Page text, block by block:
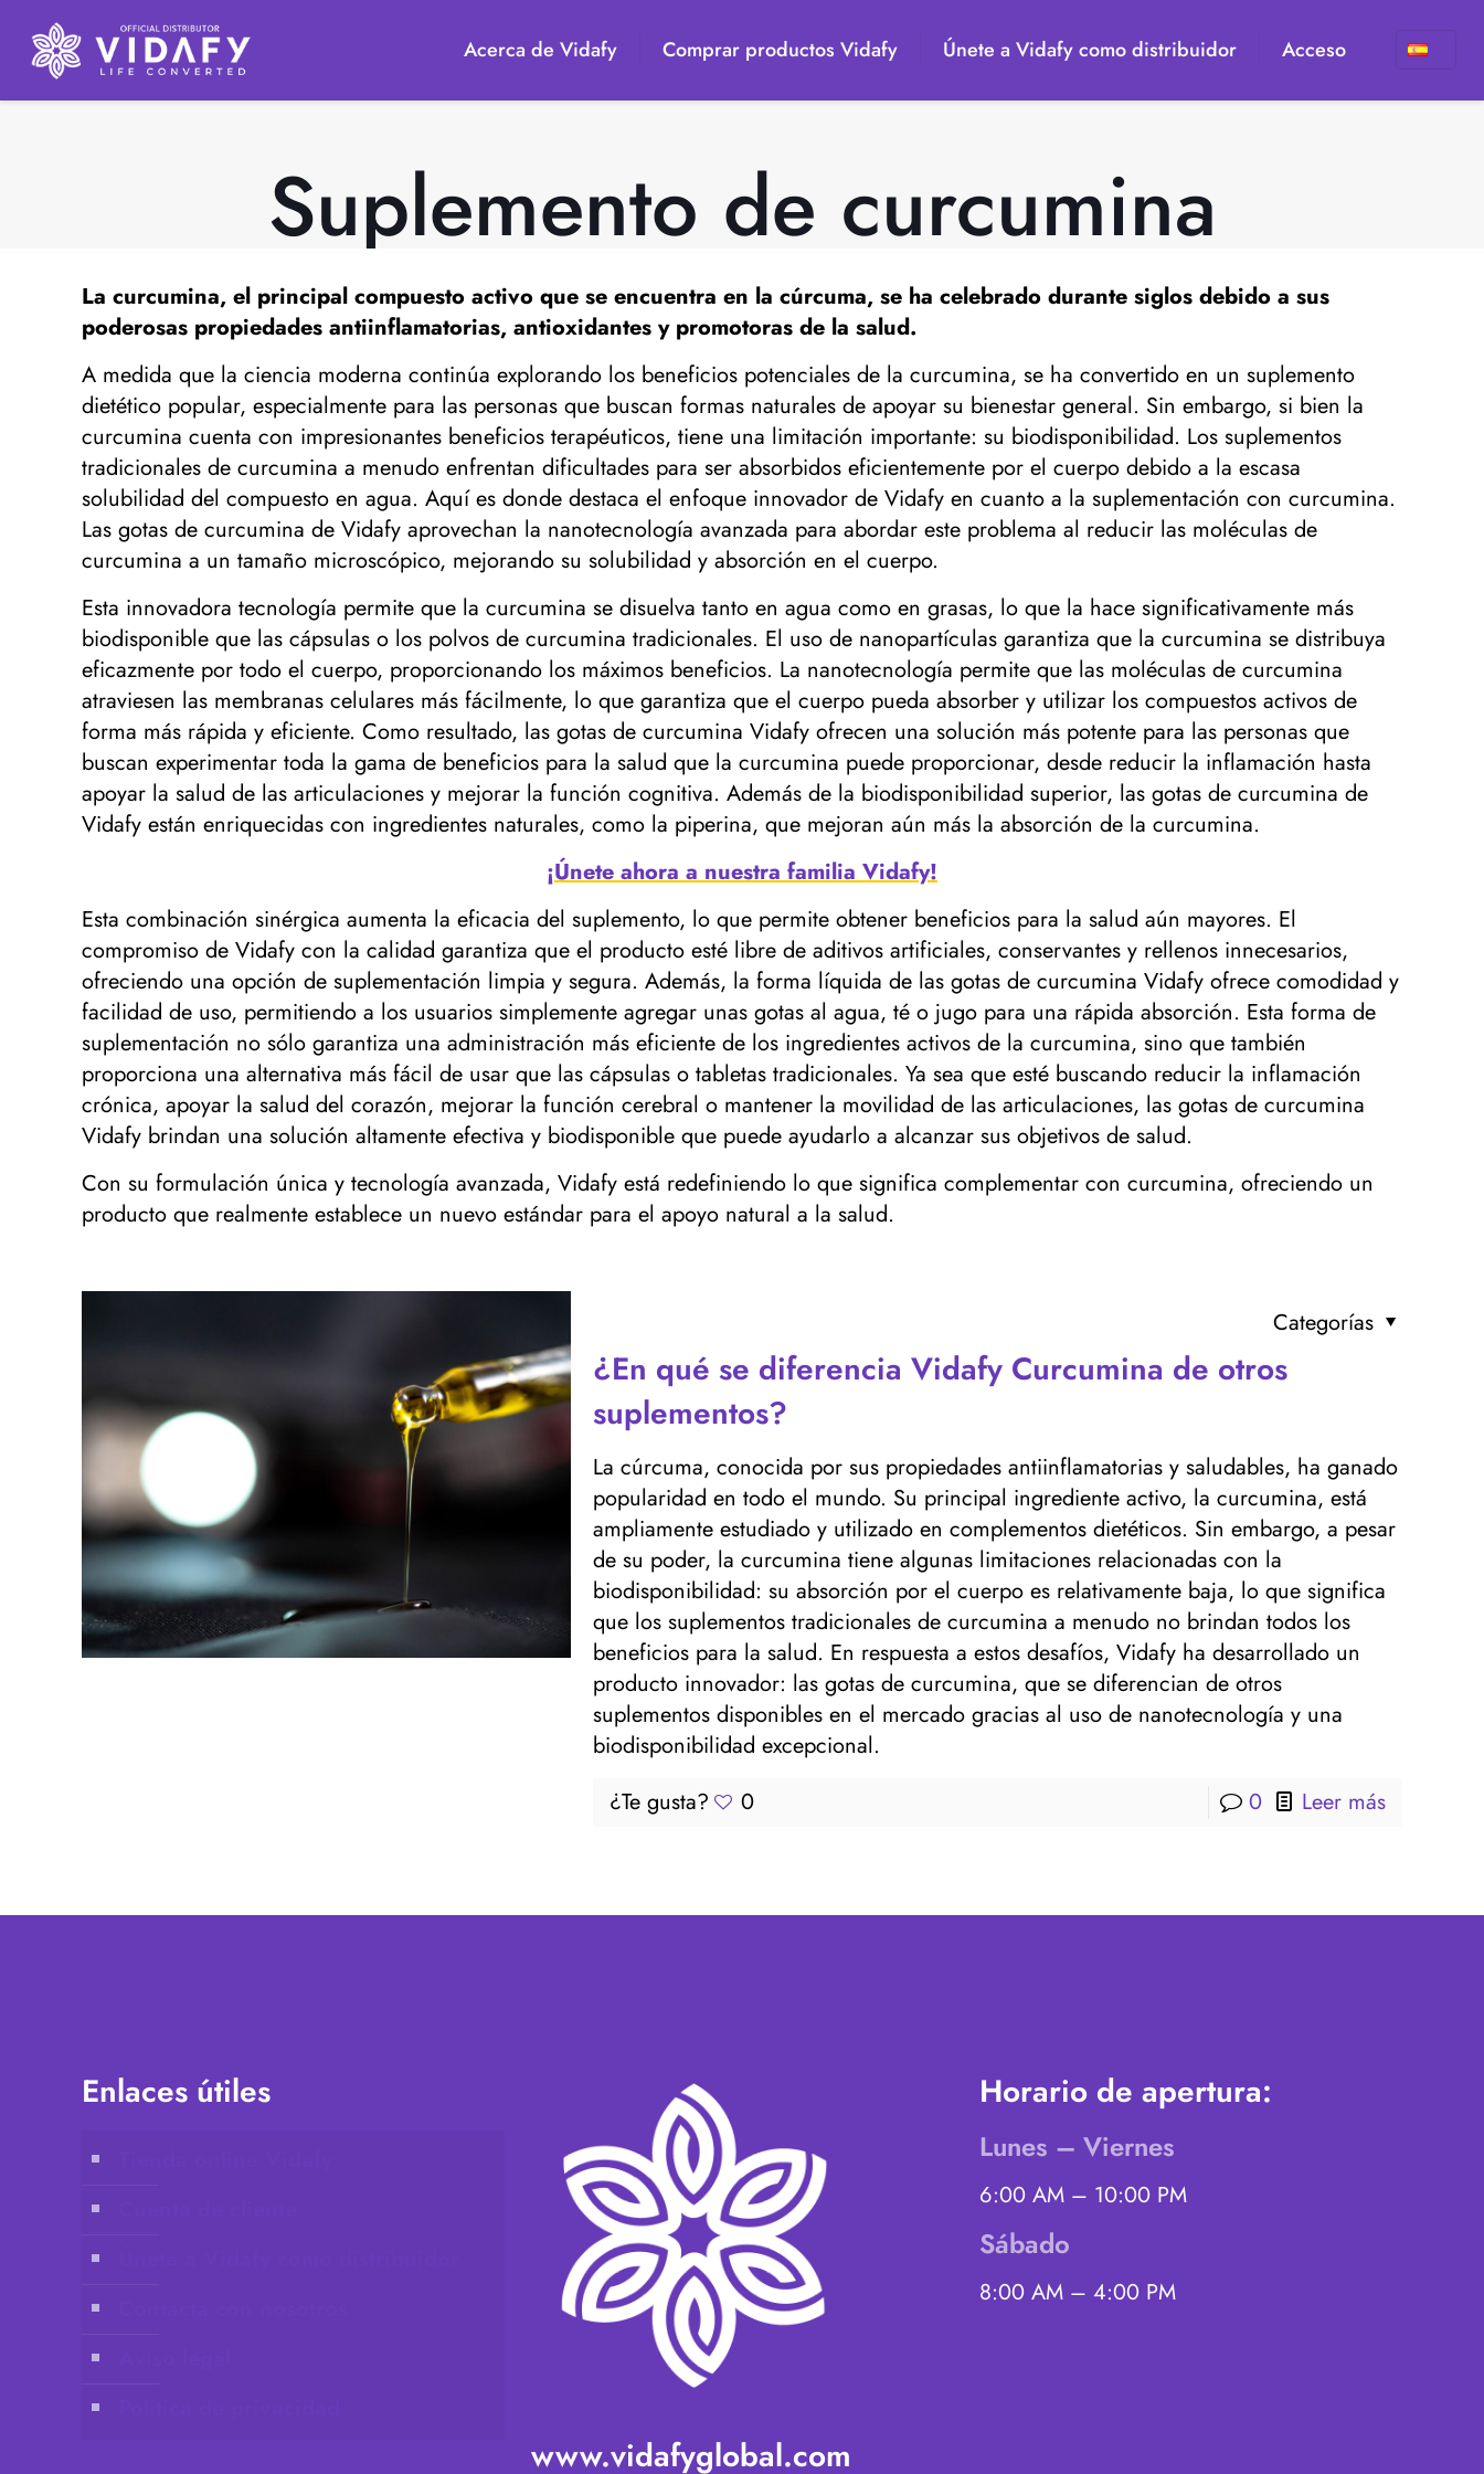
Acerca de Vidafy Comprar productos Vidafy Únete a Vidafy como distribuidor Acceso
Suplemento de curcumina
La curcumina, el principal compuesto activo que se encuentra en la cúrcuma, se ha celebrado durante siglos debido a sus
poderosas propiedades antiinflamatorias, antioxidantes y promotoras de la salud.
A medida que la ciencia moderna continúa explorando los beneficios potenciales de la curcumina, se ha convertido en un suplemento
dietético popular, especialmente para las personas que buscan formas naturales de apoyar su bienestar general. Sin embargo, si bien la
curcumina cuenta con impresionantes beneficios terapéuticos, tiene una limitación importante: su biodisponibilidad. Los suplementos
tradicionales de curcumina a menudo enfrentan dificultades para ser absorbidos eficientemente por el cuerpo debido a la escasa
solubilidad del compuesto en agua. Aquí es donde destaca el enfoque innovador de Vidafy en cuanto a la suplementación con curcumina.
Las gotas de curcumina de Vidafy aprovechan la nanotecnología avanzada para abordar este problema al reducir las moléculas de
curcumina a un tamaño microscópico, mejorando su solubilidad y absorción en el cuerpo.
Esta innovadora tecnología permite que la curcumina se disuelva tanto en agua como en grasas, lo que la hace significativamente más
biodisponible que las cápsulas o los polvos de curcumina tradicionales. El uso de nanopartículas garantiza que la curcumina se distribuya
eficazmente por todo el cuerpo, proporcionando los máximos beneficios. La nanotecnología permite que las moléculas de curcumina
atraviesen las membranas celulares más fácilmente, lo que garantiza que el cuerpo pueda absorber y utilizar los compuestos activos de
forma más rápida y eficiente. Como resultado, las gotas de curcumina Vidafy ofrecen una solución más potente para las personas que
buscan experimentar toda la gama de beneficios para la salud que la curcumina puede proporcionar, desde reducir la inflamación hasta
apoyar la salud de las articulaciones y mejorar la función cognitiva. Además de la biodisponibilidad superior, las gotas de curcumina de
Vidafy están enriquecidas con ingredientes naturales, como la piperina, que mejoran aún más la absorción de la curcumina.
¡Únete ahora a nuestra familia Vidafy!
Esta combinación sinérgica aumenta la eficacia del suplemento, lo que permite obtener beneficios para la salud aún mayores. El
compromiso de Vidafy con la calidad garantiza que el producto esté libre de aditivos artificiales, conservantes y rellenos innecesarios,
ofreciendo una opción de suplementación limpia y segura. Además, la forma líquida de las gotas de curcumina Vidafy ofrece comodidad y
facilidad de uso, permitiendo a los usuarios simplemente agregar unas gotas al agua, té o jugo para una rápida absorción. Esta forma de
suplementación no sólo garantiza una administración más eficiente de los ingredientes activos de la curcumina, sino que también
proporciona una alternativa más fácil de usar que las cápsulas o tabletas tradicionales. Ya sea que esté buscando reducir la inflamación
crónica, apoyar la salud del corazón, mejorar la función cerebral o mantener la movilidad de las articulaciones, las gotas de curcumina
Vidafy brindan una solución altamente efectiva y biodisponible que puede ayudarlo a alcanzar sus objetivos de salud.
Con su formulación única y tecnología avanzada, Vidafy está redefiniendo lo que significa complementar con curcumina, ofreciendo un
producto que realmente establece un nuevo estándar para el apoyo natural a la salud.
Categorías
¿En qué se diferencia Vidafy Curcumina de otros
suplementos?
La cúrcuma, conocida por sus propiedades antiinflamatorias y saludables, ha ganado
popularidad en todo el mundo. Su principal ingrediente activo, la curcumina, está
ampliamente estudiado y utilizado en complementos dietéticos. Sin embargo, a pesar
de su poder, la curcumina tiene algunas limitaciones relacionadas con la
biodisponibilidad: su absorción por el cuerpo es relativamente baja, lo que significa
que los suplementos tradicionales de curcumina a menudo no brindan todos los
beneficios para la salud. En respuesta a estos desafíos, Vidafy ha desarrollado un
producto innovador: las gotas de curcumina, que se diferencian de otros
suplementos disponibles en el mercado gracias al uso de nanotecnología y una
biodisponibilidad excepcional.
¿Te gusta?
0 0 Leer más
Enlaces útiles
www.vidafyglobal.com
Horario de apertura:
Lunes – Viernes
6:00 AM – 10:00 PM
Sábado
8:00 AM – 4:00 PM